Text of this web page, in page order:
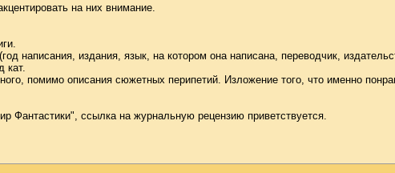
на них внимание.
написания, издания, язык, на котором она написана, переводчик,
кат.
помимо описания сюжетных перипетий. Изложение того, что именно
ссылка на журнальную рецензию приветствуется.